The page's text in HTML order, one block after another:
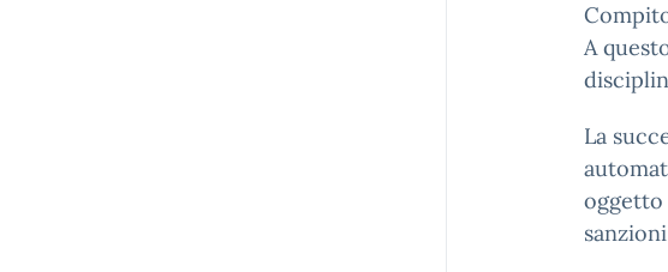
A
La
oggetto